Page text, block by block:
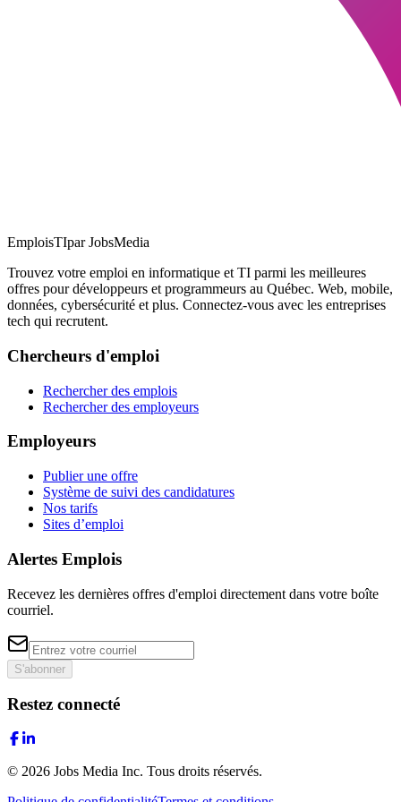
EmploisTIpar JobsMedia
Trouvez votre emploi en informatique et TI parmi les meilleures
offres pour développeurs et programmeurs au Québec. Web, mobile,
données, cybersécurité et plus. Connectez-vous avec les entreprises
tech qui recrutent.
Chercheurs d'emploi
Rechercher des emplois
Rechercher des employeurs
Employeurs
Publier une offre
Système de suivi des candidatures
Nos tarifs
Sites d’emploi
Alertes Emplois
Recevez les dernières offres d'emploi directement dans votre boîte
courriel.
S'abonner
Restez connecté
© 2026 Jobs Media Inc. Tous droits réservés.